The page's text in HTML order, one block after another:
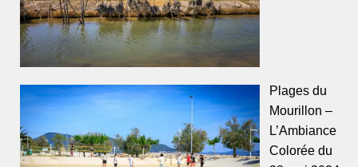
Plages du
Mourillon –
L’Ambiance
Colorée du